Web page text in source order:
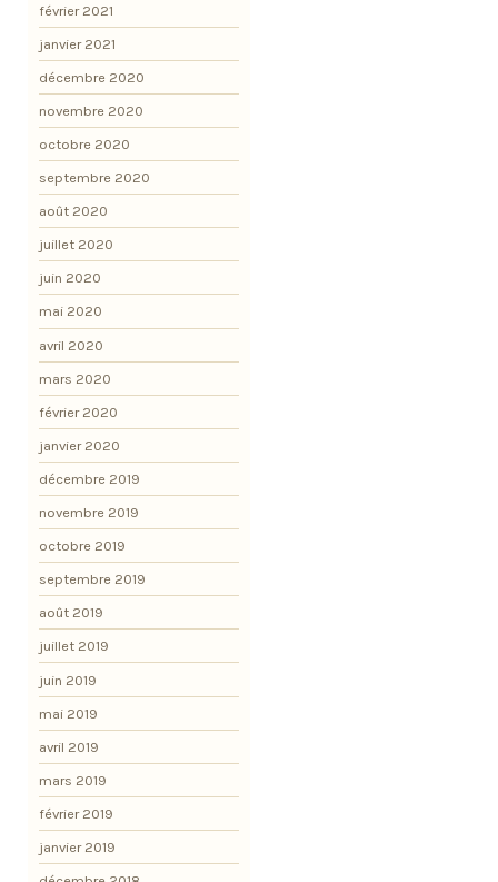
février 2021
janvier 2021
décembre 2020
novembre 2020
octobre 2020
septembre 2020
août 2020
juillet 2020
juin 2020
mai 2020
avril 2020
mars 2020
février 2020
janvier 2020
décembre 2019
novembre 2019
octobre 2019
septembre 2019
août 2019
juillet 2019
juin 2019
mai 2019
avril 2019
mars 2019
février 2019
janvier 2019